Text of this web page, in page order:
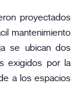
proyectados
mantenimiento
se ubican dos
exigidos por la
a los espacios